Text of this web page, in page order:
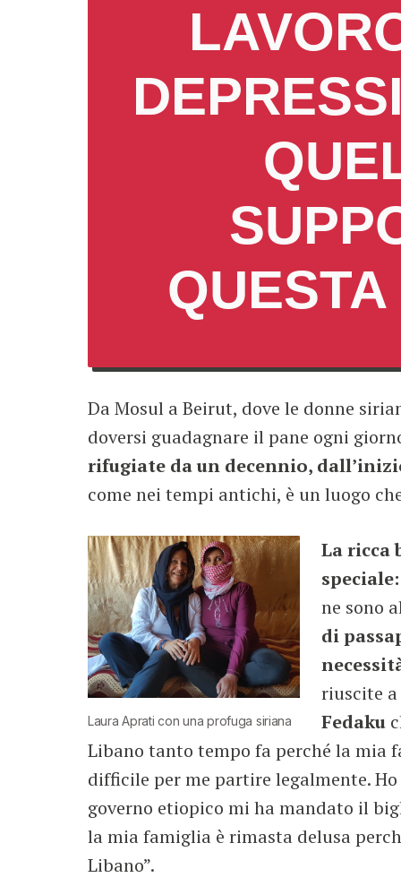
Da Mosul a Beirut, dove le donne
doversi guadagnare il pane ogni
rifugiate da un decennio,
come nei tempi antichi, è un luogo
Laura Aprati con una profuga siriana
La ricca
ne sono
di
riuscite a
Fedaku
Libano tanto tempo fa perché la mia
difficile per me partire legalmente.
governo etiopico mi ha mandato il
la mia famiglia è rimasta delusa
Libano”.